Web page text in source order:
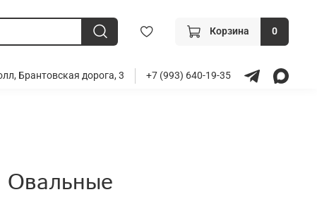
Корзина 0
Брантовская дорога, 3 +7 (993) 640-19-35
Овальные